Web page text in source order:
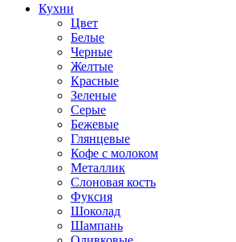
Кухни
Цвет
Белые
Черные
Желтые
Красные
Зеленые
Серые
Бежевые
Глянцевые
Кофе с молоком
Металлик
Слоновая кость
Фуксия
Шоколад
Шампань